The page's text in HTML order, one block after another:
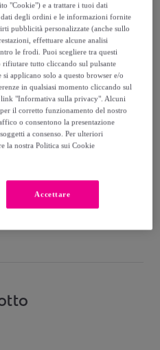
16/08
"Cookie") e a trattare i tuoi dati
degli ordini e le informazioni fornite
pubblicità personalizzate (anche sullo
effettuare alcune analisi
le frodi. Puoi scegliere tra questi
tutto cliccando sul pulsante
si applicano solo a questo browser e/o
in qualsiasi momento cliccando sul
"Informativa sulla privacy". Alcuni
il corretto funzionamento del nostro
o consentono la presentazione
a consenso. Per ulteriori
la nostra Politica sui Cookie
Accettare